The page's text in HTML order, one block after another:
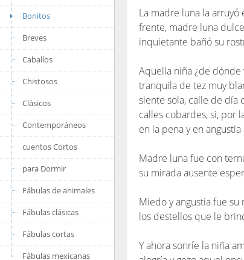
Bonitos
Breves
Caballos
Chistosos
Clásicos
Contemporáneos
cuentos Cortos
para Dormir
Fábulas de animales
Fábulas clásicas
Fábulas cortas
Fábulas mexicanas
La madre luna la arruyó
frente, madre luna
inquietante bañó su
Aquella niña ¿de dónde
tranquila de tez muy
siente sola, calle de día
calles cobardes, si, por
en la pena y en angustia
Madre luna fue con
su mirada ausente
Miedo y angustia fue
los destellos que le
Y ahora sonríe la niña